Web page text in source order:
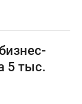
5 тыс.